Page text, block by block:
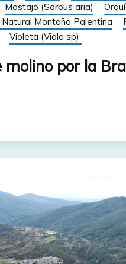
Mostajo (Sorbus aria)
Montaña Palentina
Violeta (Viola sp)
molino por la